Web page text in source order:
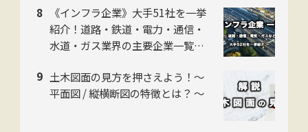
《インフラ企業》大手51社を一挙
紹介！道路・鉄道・電力・通信・
水道・ガス業界の主要企業一覧！
土木図面の見方を押さえよう！〜
平面図 / 縦横断図の特徴とは？ 〜